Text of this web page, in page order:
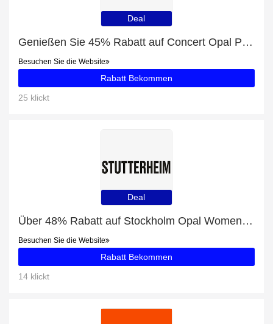
Deal
Genießen Sie 45% Rabatt auf Concert Opal Poncho + 25% zusätzlichen Rabatt
Besuchen Sie die Website
Rabatt Bekommen
25 klickt
Deal
Über 48% Rabatt auf Stockholm Opal Women Raincoat nur für EU-Kunden
Besuchen Sie die Website
Rabatt Bekommen
14 klickt